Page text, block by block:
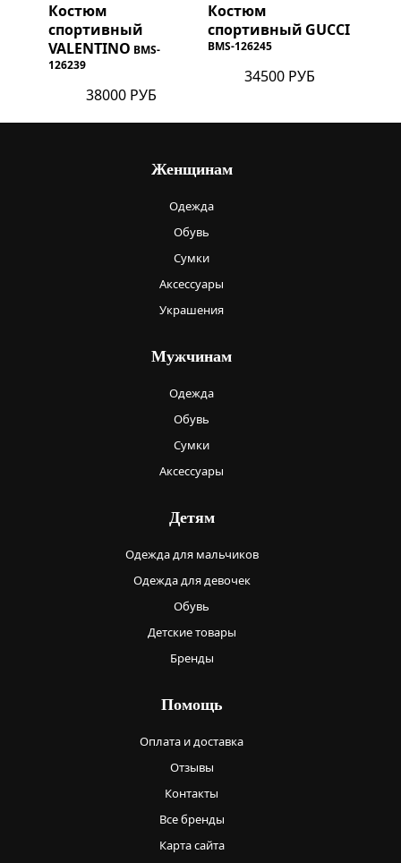
Костюм
спортивный
VALENTINO BMS-
126239
38000 РУБ
Костюм
спортивный GUCCI
BMS-126245
34500 РУБ
Женщинам
Одежда
Обувь
Сумки
Аксессуары
Украшения
Мужчинам
Одежда
Обувь
Сумки
Аксессуары
Детям
Одежда для мальчиков
Одежда для девочек
Обувь
Детские товары
Бренды
Помощь
Оплата и доставка
Отзывы
Контакты
Все бренды
Карта сайта